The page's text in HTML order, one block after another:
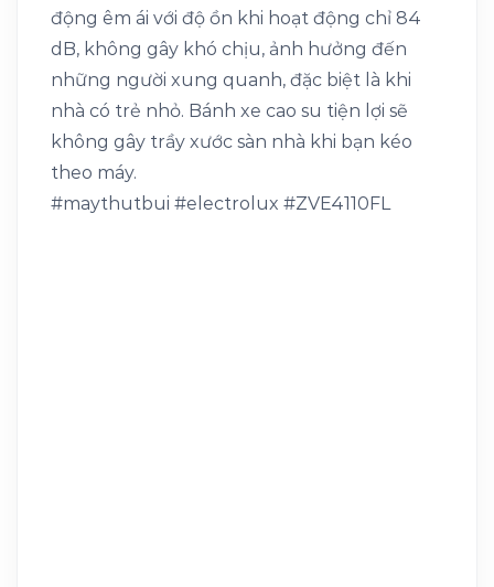
động êm ái với độ ồn khi hoạt động chỉ 84
dB, không gây khó chịu, ảnh hưởng đến
những người xung quanh, đặc biệt là khi
nhà có trẻ nhỏ. Bánh xe cao su tiện lợi sẽ
không gây trầy xước sàn nhà khi bạn kéo
theo máy.
#maythutbui #electrolux #ZVE4110FL